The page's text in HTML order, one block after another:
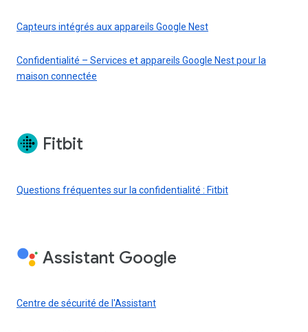
Capteurs intégrés aux appareils Google Nest
Confidentialité – Services et appareils Google Nest pour la
maison connectée
Fitbit
Questions fréquentes sur la confidentialité : Fitbit
Assistant Google
Centre de sécurité de l'Assistant